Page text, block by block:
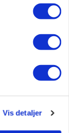
Vis detaljer
03. aug.